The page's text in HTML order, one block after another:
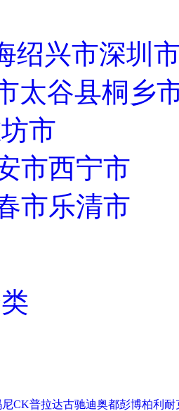
绍兴市深圳
太谷县桐乡
市
市西宁市
市乐清市
尼CK普拉达古驰迪奥都彭博柏利 耐